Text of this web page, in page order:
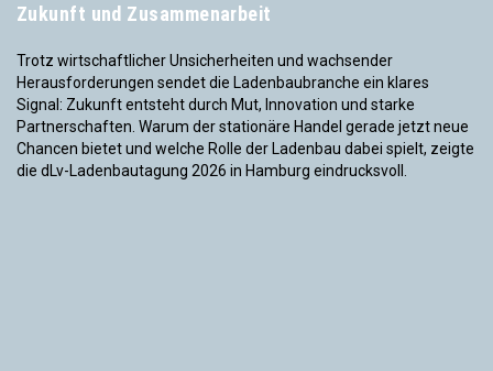
Zukunft und Zusammenarbeit
Trotz wirtschaftlicher Unsicherheiten und wachsender
Herausforderungen sendet die Ladenbaubranche ein klares
Signal: Zukunft entsteht durch Mut, Innovation und starke
Partnerschaften. Warum der stationäre Handel gerade jetzt neue
Chancen bietet und welche Rolle der Ladenbau dabei spielt, zeigte
die dLv-Ladenbautagung 2026 in Hamburg eindrucksvoll.